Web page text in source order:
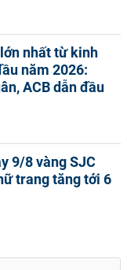
nhất từ kinh
năm 2026:
ACB dẫn đầu
9/8 vàng SJC
trang tăng tới 6